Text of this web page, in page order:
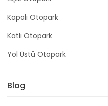
Kapalı Otopark
Katlı Otopark
Yol Üstü Otopark
Blog